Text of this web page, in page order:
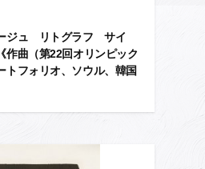
ジュ リトグラフ サイ
曲（第22回オリンピック
トフォリオ、ソウル、韓国